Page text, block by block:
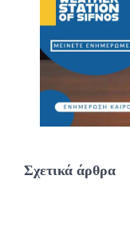
Σχετικά άρθρα